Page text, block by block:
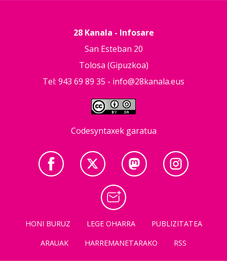
28 Kanala - Infosare
San Esteban 20
Tolosa (Gipuzkoa)
Tel: 943 69 89 35 - info@28kanala.eus
Codesyntaxek garatua
HONI BURUZ LEGE OHARRA
PUBLIZITATEA
ARAUAK
HARREMANETARAKO RSS